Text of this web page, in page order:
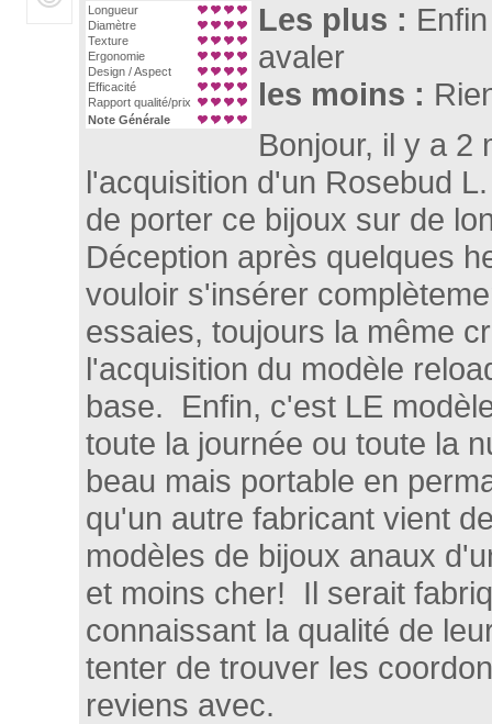
Longueur
Diamètre
Texture
Ergonomie
Design / Aspect
Efficacité
Rapport qualité/prix
Note Générale
Les plus :
avaler
les moins :
Bonjour, il y a 2
l'acquisition d'un Rosebud
de porter ce bijoux sur de
Déception après quelques
vouloir s'insérer
essaies, toujours la même
l'acquisition du modèle
base. Enfin, c'est LE
toute la journée ou toute la
beau mais portable en
qu'un autre fabricant vient
modèles de bijoux anaux
et moins cher! Il serait
connaissant la qualité de
tenter de trouver les
reviens avec.